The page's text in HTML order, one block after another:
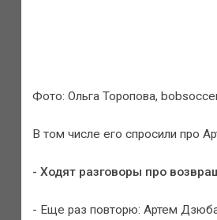
Фото: Ольга Торопова,
В том числе его спросили про
- Ходят разговоры про
- Еще раз повторю: Артем